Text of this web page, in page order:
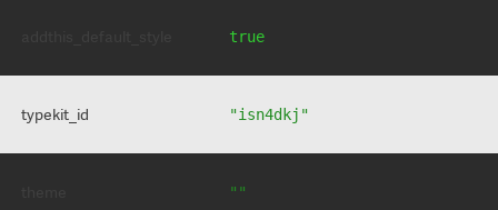
true
typekit_id "isn4dkj"
""